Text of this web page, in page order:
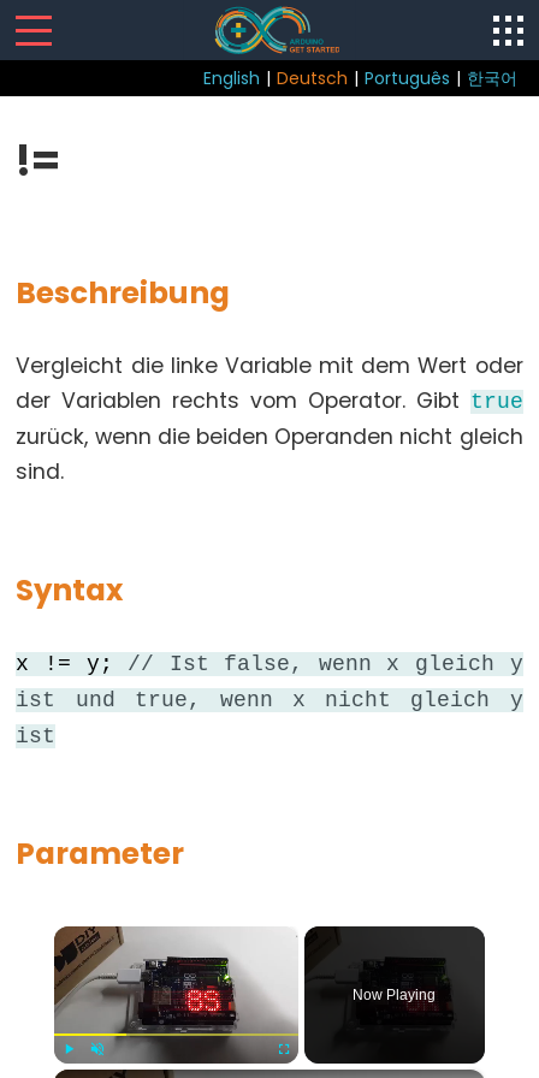
English | Deutsch | Português | 한국어
Structure
break
continue
for
goto
if
return
switch...case
while
(Kommentarblock)
!=
Beschreibung
Vergleicht die linke Variable mit dem Wert oder
der Variablen rechts vom Operator. Gibt true
zurück, wenn die beiden Operanden nicht gleich
sind.
Syntax
x != y; // Ist false, wenn x gleich y
ist und true, wenn x nicht gleich y
ist
Parameter
Unmute
Now Playing